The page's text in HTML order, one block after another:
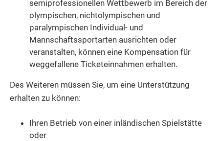
semiprofessionellen Wettbewerb im Bereich der
olympischen, nichtolympischen und
paralympischen Individual- und
Mannschaftssportarten ausrichten oder
veranstalten, können eine Kompensation für
weggefallene Ticketeinnahmen erhalten.
Des Weiteren müssen Sie, um eine Unterstützung
erhalten zu können:
Ihren Betrieb von einer inländischen Spielstätte
oder